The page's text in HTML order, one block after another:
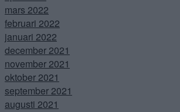
mars 2022
februari 2022
januari 2022
december 2021
november 2021
oktober 2021
september 2021
augusti 2021